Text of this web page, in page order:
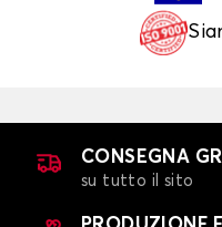
CONSEGNA
su tutto il sito